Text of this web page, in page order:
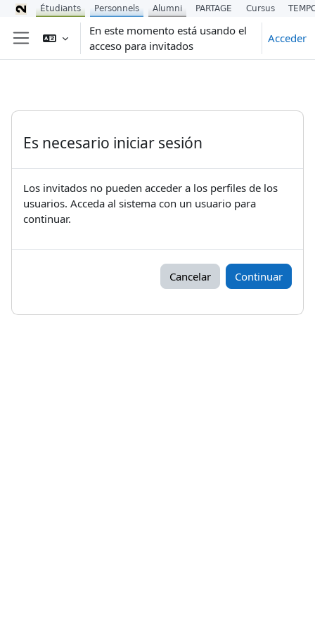
Salta al contenido principal
Panel lateral
En este momento está usando el
acceso para invitados
Acceder
Es necesario iniciar sesión
Los invitados no pueden acceder a los perfiles de los
usuarios. Acceda al sistema con un usuario para
continuar.
Cancelar Continuar
Étudiants Personnels Alumni PARTAGE Cursus